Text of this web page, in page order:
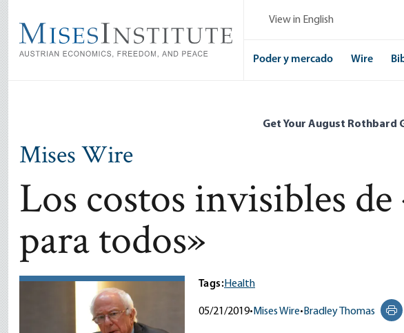
main
content
View in English
Poder y mercado Wire
Get Your August Rothbard
Mises Wire
Los costos invisibles
para todos»
Tags:Health
05/21/2019• Mises Wire• Bradley Thomas